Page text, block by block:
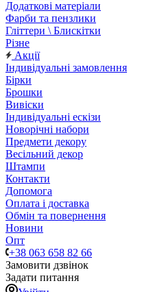
Додаткові матеріали
Фарби та пензлики
Гліттери \ Блискітки
Різне
Акції
Індивідуальні замовлення
Бірки
Брошки
Вивіски
Індивідуальні ескізи
Новорічні набори
Предмети декору
Весільний декор
Штампи
Контакти
Допомога
Оплата і доставка
Обмін та повернення
Новини
Опт
+38 063 658 82 66
Замовити дзвінок
Задати питання